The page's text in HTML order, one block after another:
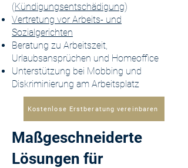
(Kündigungsentschädigung)
Vertretung vor Arbeits- und
Sozialgerichten
Beratung zu Arbeitszeit,
Urlaubsansprüchen und Homeoffice
Unterstützung bei Mobbing und
Diskriminierung am Arbeitsplatz
Kostenlose Erstberatung vereinbaren
Maßgeschneiderte
Lösungen für